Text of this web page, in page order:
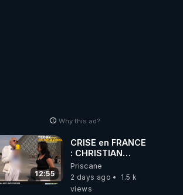
Why this ad?
12:55
CRISE en FRANCE
: CHRISTIAN
COTTEN FAIT une
étrange
découverte
Priscane
2 days ago
1.5 k
views